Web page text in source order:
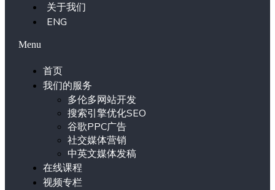
关于我们
ENG
Menu
首页
我们的服务
多伦多网站开发
搜索引擎优化SEO
谷歌PPC广告
社交媒体营销
中英文媒体发稿
在线课程
视频专栏